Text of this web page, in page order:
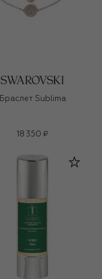
Браслет Sublima
18 350 ₽